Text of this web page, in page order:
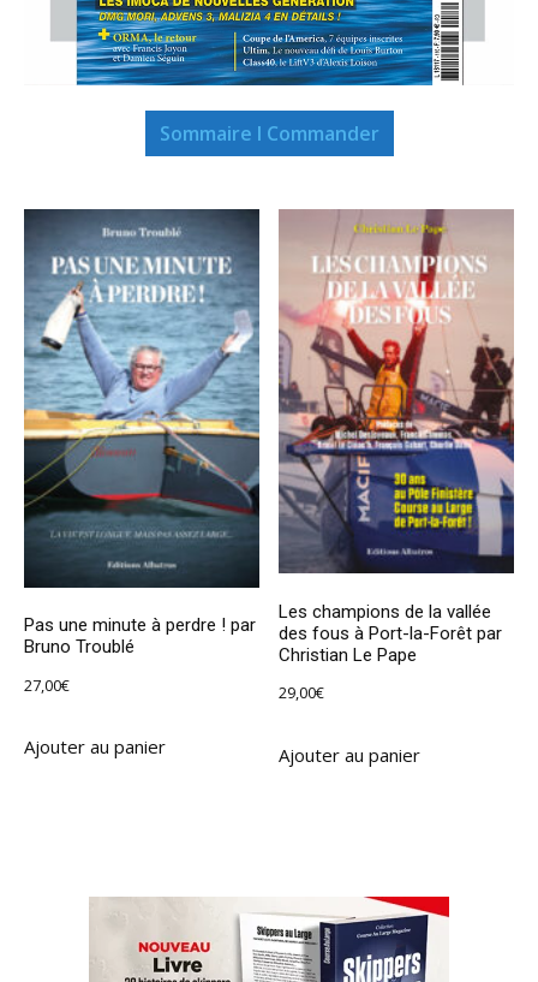
Sommaire I Commander
Pas une minute à perdre ! par
Bruno Troublé
27,00€
Ajouter au panier
Les champions de la vallée
des fous à Port-la-Forêt par
Christian Le Pape
29,00€
Ajouter au panier